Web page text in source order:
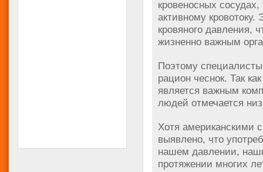
кровеносных
активному
кровяного давления,
жизненно важным
Поэтому
рацион чеснок. Так
является важным
людей отмечается
Хотя американскими
выявлено, что
нашем давлении,
протяжении многих